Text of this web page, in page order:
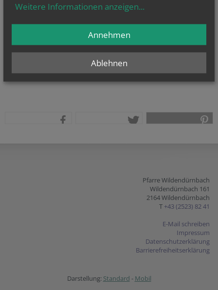
zurück
Pfarre Wildendürnbach
Wildendürnbach 161
2164 Wildendürnbach
T +43 (2523) 82 41
E-Mail schreiben
Impressum
Datenschutzerklärung
Barrierefreiheitserklärung
Darstellung: Standard - Mobil
Weitere Informationen anzeigen...
Ablehnen
Annehmen